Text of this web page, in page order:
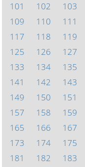
101
102 103
109
110 111
117
118 119
125
126 127
133
134 135
141
142 143
149
150 151
157
158 159
165
166 167
173
174 175
181
182 183